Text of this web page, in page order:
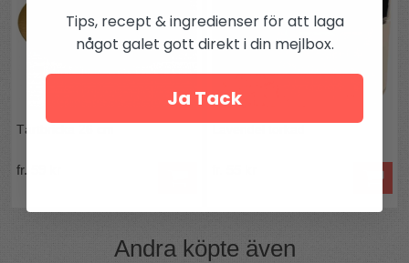
Tårtbricka 26 cm
fr. 59 kr
Andra köpte även
Tips, recept & ingredienser för att laga
något galet gott direkt i din mejlbox.
Ja Tack